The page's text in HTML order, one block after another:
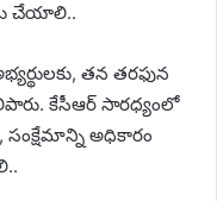
చేయాలి..
తన తరఫున
కేసీఆర్ సారధ్యంలో
సంక్షేమాన్ని అధికారం